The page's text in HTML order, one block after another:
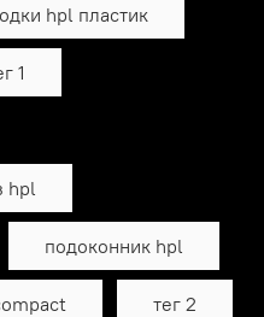
hpl пластик
1
hpl
подоконник hpl
тег 2